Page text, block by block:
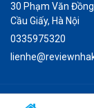
30 Phạm Văn
Cầu Giấy, Hà Nội
0335975320